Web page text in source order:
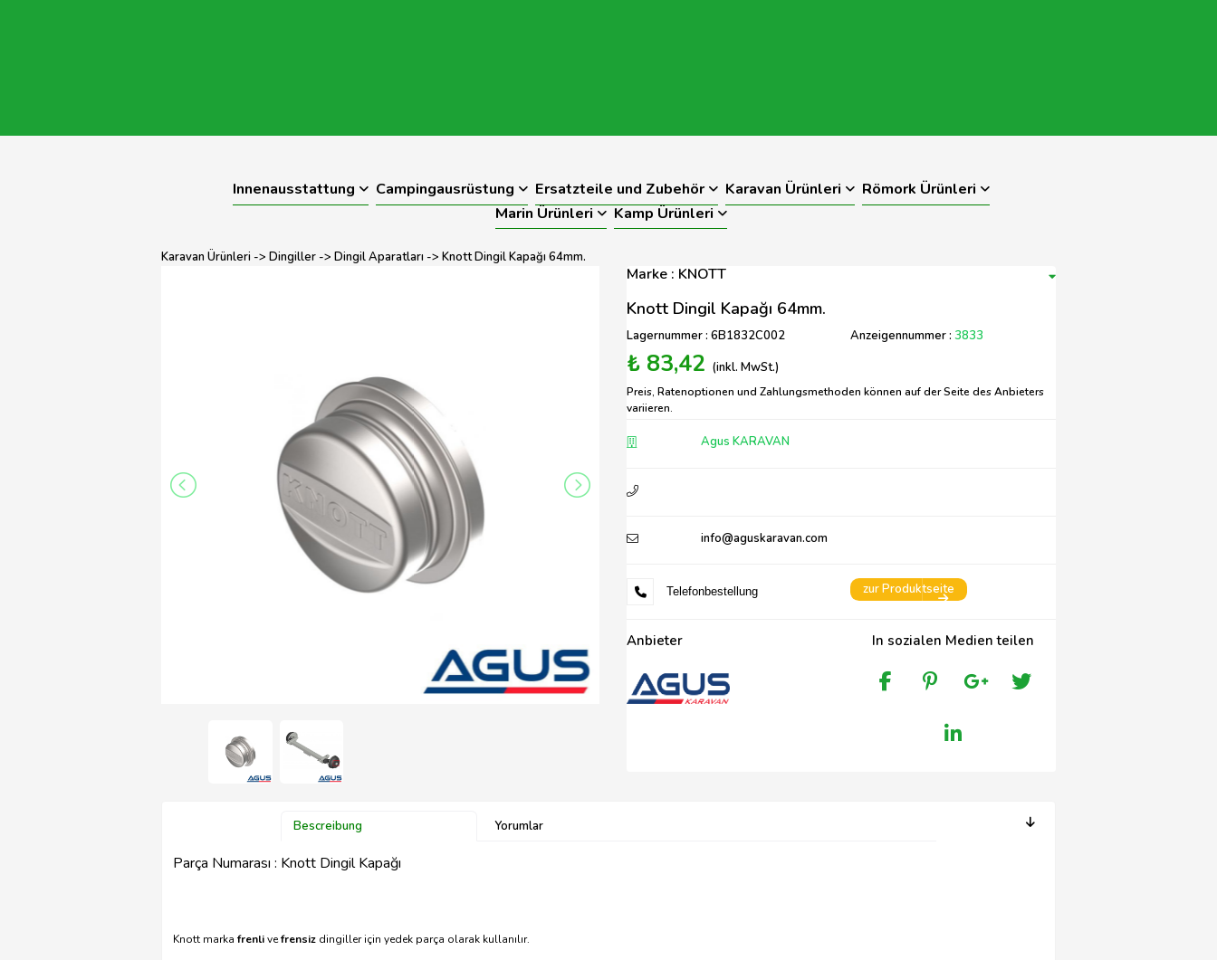
Innenausstattung Campingausrüstung Ersatzteile und Zubehör Karavan Ürünleri
Römork Ürünleri
Marin Ürünleri
Kamp Ürünleri
Karavan Ürünleri -> Dingiller-> Dingil Aparatları -> Knott Dingil Kapağı 64mm.
Marke : KNOTT
Knott Dingil Kapağı 64mm.
Lagernummer : 6B1832C002 Anzeigennummer : 3833
₺ 83,42 (inkl. MwSt.)
Preis, Ratenoptionen und Zahlungsmethoden können auf der Seite des Anbieters
variieren.
Agus KARAVAN
info@aguskaravan.com
Telefonbestellung zur Produktseite
Anbieter In sozialen Medien teilen
Bescreibung Yorumlar
Parça Numarası : Knott Dingil Kapağı
Knott marka frenlivefrensiz dingiller için yedek parça olarak kullanılır.